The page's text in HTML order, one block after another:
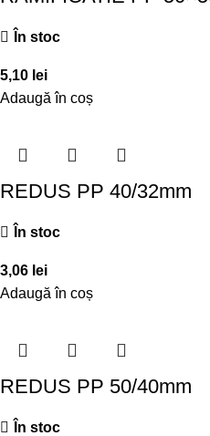
În stoc
5,10 lei
Adaugă în coș
REDUS PP 40/32mm
În stoc
3,06 lei
Adaugă în coș
REDUS PP 50/40mm
În stoc